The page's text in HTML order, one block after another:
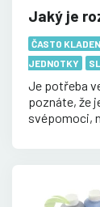
Jaký je
ČASTO
JEDNOTKY
Je potřeba
poznáte, že
svépomoci,